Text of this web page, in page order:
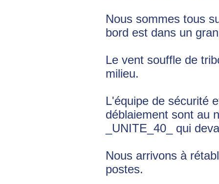
Nous sommes tous
bord est dans un
Le vent souffle de
milieu.
L'équipe de sécurité
déblaiement sont au
_UNITE_40_ qui
Nous arrivons à
postes.